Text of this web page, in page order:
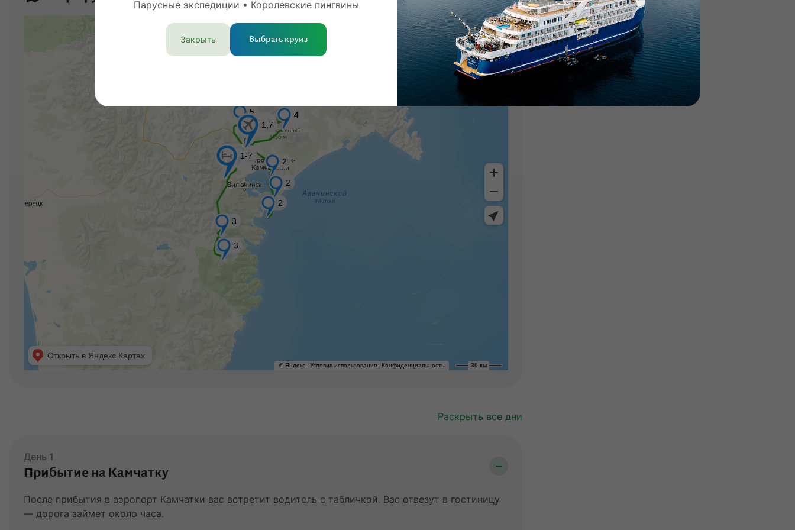
Раскрыть все дни
День 1
Прибытие на Камчатку
После прибытия в аэропорт Камчатки вас встретит водитель с табличкой. Вас отвезут в гостиницу
— дорога займет около часа.
Парусные экспедиции • Королевские пингвины
Закрыть Выбрать круиз